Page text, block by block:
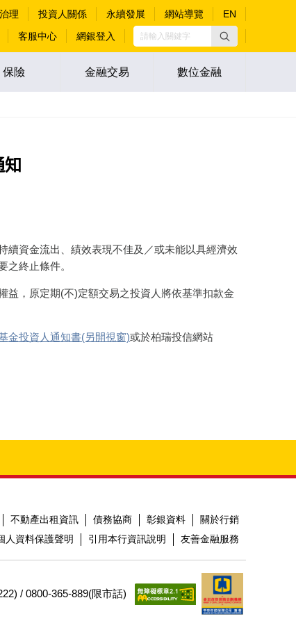
理 投資人關係 永續發展 網站導覽
EN
客服中心 網銀登入
保險 金融交易 數位金融
續資金流出、績效表現不佳及／或未能以具經濟效
終止條件。
益，原定期(不)定額交易之投資人將依基準扣款金
金投資人通知書(另開視窗)或於柏瑞投信網站
不動產出租資訊 債務協商 彰銀資料
關於行銷
人資料保護聲明 引用本行資訊說明 友善金融服務
/ 0800-365-889(限市話)